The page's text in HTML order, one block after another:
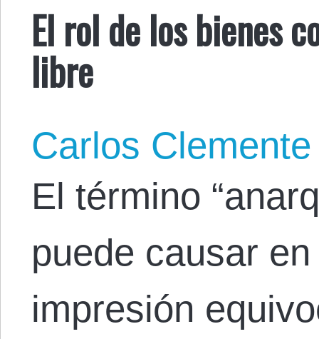
El rol de los bienes
libre
Carlos Clemente
El término
puede causar
impresión